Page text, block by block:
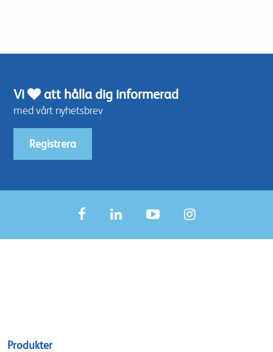
Vi att hålla dig informerad
med vårt nyhetsbrev
Registrera
Sitemap
Produkter